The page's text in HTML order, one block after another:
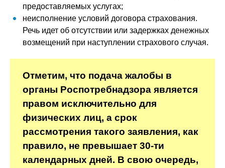
предоставляемых услугах;
неисполнение условий договора страхования.
Речь идет об отсутствии или задержках денежных
возмещений при наступлении страхового случая.
Отметим, что подача жалобы в
органы Роспотребнадзора является
правом исключительно для
физических лиц, а срок
рассмотрения такого заявления, как
правило, не превышает 30-ти
календарных дней. В свою очередь,